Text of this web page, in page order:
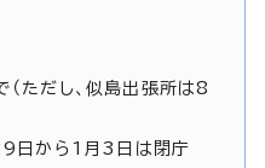
ただし、似島出張所は8
日から1月3日は閉庁